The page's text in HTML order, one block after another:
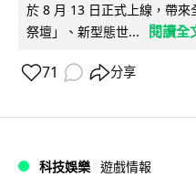
於 8 月 13 日正式上線，帶
祭壇」、新型態世...
閱讀全
71 分享
科技娛樂 遊戲情報